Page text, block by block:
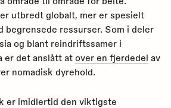
utbredt globalt, mer er spesielt
begrensede ressurser. Som i deler
og blant reindriftssamer i
er det anslått at over en fjerdedel av
nomadisk dyrehold.
er imidlertid den viktigste